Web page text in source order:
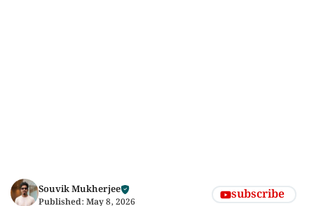
Souvik Mukherjee
Published: May 8, 2026 subscribe